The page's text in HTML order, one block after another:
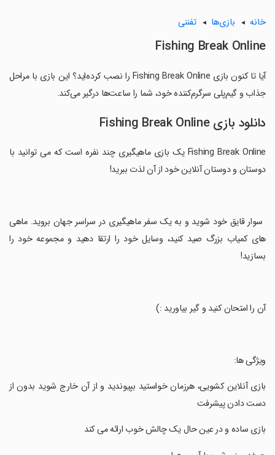
خانه بازی‌ها تفننی
Fishing Break Online
آیا تا کنون بازی Fishing Break Online را نصب کرده‌اید؟ این بازی با مراحل
جذاب و گیم‌پلی سرگرم‌کننده خود، شما را ساعت‌ها درگیر می‌کند.
دانلود بازی Fishing Break Online
Fishing Break Online یک بازی ماهیگیری چند نفره است که می توانید با
دوستان و دوستان آنلاین خود از آن لذت ببرید!
‏ سوار قایق خود شوید و به یک سفر ماهیگیری در سراسر جهان بروید. ماهی
های کمیاب بزرگ صید کنید، وسایل خود را ارتقا دهید و مجموعه خود را
بسازید!
‏آن را امتحان کنید و گیر بیاورید :)
‏ویژگی ها:
‏بازی آنلاین کشویی، هرزمان خواستید بپیوندید و از آن خارج شوید بدون از
دست دادن پیشرفت
‏بازی ساده و در عین حال یک چالش خوب ارائه می کند